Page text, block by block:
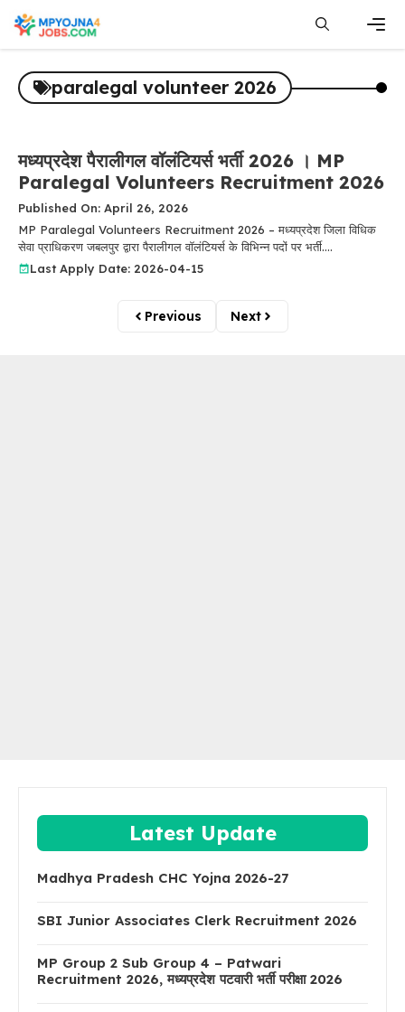
content
paralegal volunteer 2026
मध्यप्रदेश पैरालीगल वॉलंटियर्स भर्ती 2026 । MP
Paralegal Volunteers Recruitment 2026
Published On: April 26, 2026
MP Paralegal Volunteers Recruitment 2026 – मध्यप्रदेश जिला विधिक
सेवा प्राधिकरण जबलपुर द्वारा पैरालीगल वॉलंटियर्स के विभिन्न पदों पर भर्ती....
Last Apply Date: 2026-04-15
Previous Next
Latest Update
Madhya Pradesh CHC Yojna 2026-27
SBI Junior Associates Clerk Recruitment 2026
MP Group 2 Sub Group 4 – Patwari
Recruitment 2026, मध्यप्रदेश पटवारी भर्ती परीक्षा 2026